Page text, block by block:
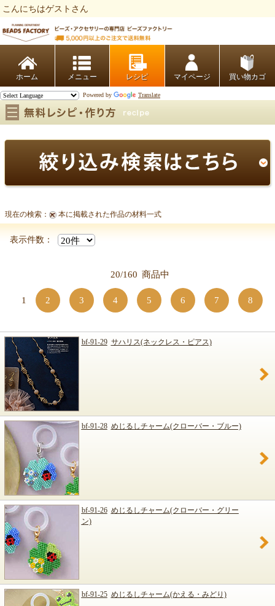
こんにちはゲストさん
ホーム レシピ マイページ 買い物カゴ
Powered by Translate
現在の検索： 本に掲載された作品の材料一式
表示件数：
20/160 商品中
1 2 3 4 5 6 7 8
bf-91-29 サハリス(ネックレス・ピアス)
bf-91-28 めじるしチャーム(クローバー・ブルー)
bf-91-26 めじるしチャーム(クローバー・グリー
ン)
bf-91-25 めじるしチャーム(かえる・みどり)